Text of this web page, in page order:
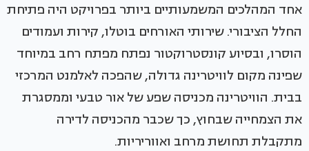
אחד המהלכים המשמעותיים ביותר בפרויקט היה פתיחת
החלל הציבורי. שירותי האורחים בוטלו, קירות ועמודים
הוסרו, ובסיוע קונסטרוקטור נפתח מפתח רחב במיוחד
שפינה מקום לוויטרינה גדולה, שהפכה לאלמנט המרכזי
בבית. הוויטרינה מכניסה שפע של אור טבעי וממסגרת
את הצמחייה שבחוץ, כך שכבר מהכניסה לדירה
מתקבלת תחושת מרחב ואווריריות.